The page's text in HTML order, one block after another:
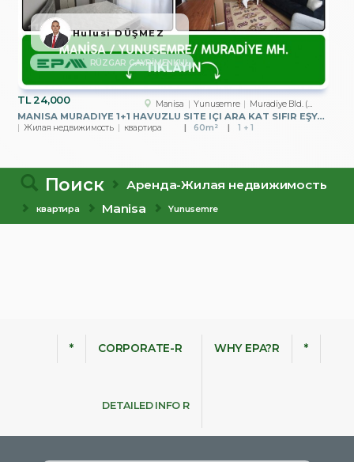
TL24,000 Manisa Yunusemre Muradiye Bld. (Atatürk Mah.)
MANISA MURADIYE 1+1 HAVUZLU SITE IÇI ARA KAT SIFIR EŞYALI
Жилая недвижимость квартира 60m² 1 + 1
RÜZGAR GAYRİMENKUL
Hulusi DÜŞMEZ
Поиск Аренда-Жилая недвижимость
квартира Manisa Yunusemre
* CORPORATE-R
DETAILED INFO R
WHY EPA?R *